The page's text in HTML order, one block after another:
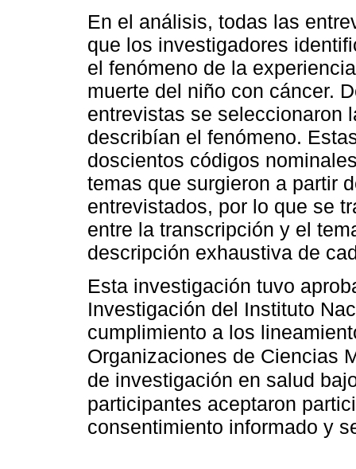
En el análisis, todas las
que los investigadores
el fenómeno de la
muerte del niño con cáncer.
entrevistas se seleccionaron
describían el fenómeno.
doscientos códigos
temas que surgieron a partir
entrevistados, por lo que se
entre la transcripción y el
descripción exhaustiva de
Esta investigación tuvo
Investigación del Instituto
cumplimiento a los
Organizaciones de Ciencias
de investigación en salud
participantes aceptaron
consentimiento informado y